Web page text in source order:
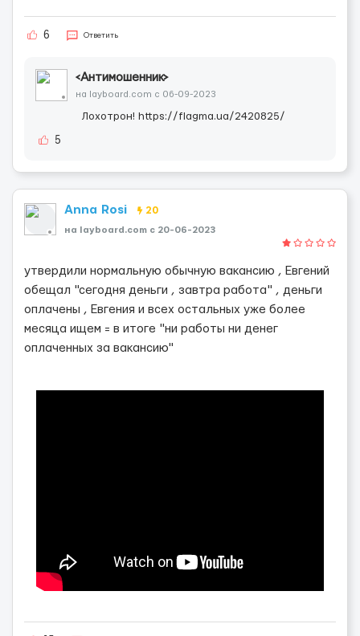
6 Ответить
<Антимошенник>
на layboard.com c 06-09-2023
Лохотрон! https://flagma.ua/2420825/
5
Anna Rosi 20
на layboard.com c 20-06-2023
утвердили нормальную обычную вакансию , Евгений
обещал "сегодня деньги , завтра работа" , деньги
оплачены , Евгения и всех остальных уже более
месяца ищем = в итоге "ни работы ни денег
оплаченных за вакансию"